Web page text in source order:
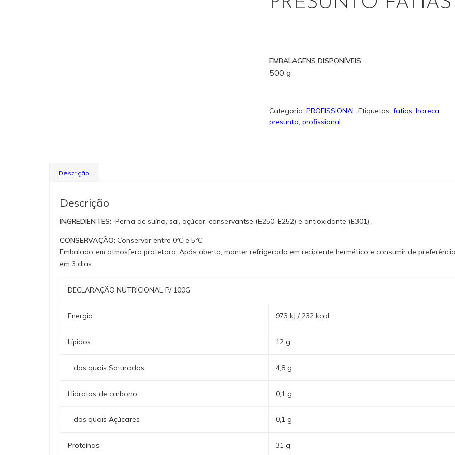
EMBALAGENS DISPONÍVEIS
500 g
Categoria: PROFISSIONAL Etiquetas: fatias, horeca,
presunto, profissional
Descrição
Descrição
INGREDIENTES: Perna de suíno, sal, açúcar, conservantse (E250, E252) e antioxidante (E301) .
CONSERVAÇÃO: Conservar entre 0ºC e 5ºC.
Embalado em atmosfera protetora. Após aberto, manter refrigerado em recipiente hermético e consumir de
em 3 dias.
DECLARAÇÃO NUTRICIONAL P/ 100G
Energia 973 kJ / 232 kcal
Lípidos 12 g
dos quais Saturados 4,8 g
Hidratos de carbono 0,1 g
dos quais Açúcares 0,1 g
Proteínas 31 g